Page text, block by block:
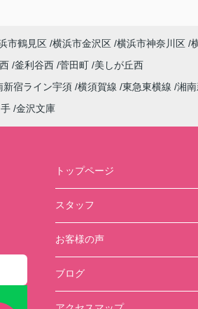
市鶴見区 横浜市金沢区 横浜市神奈川区
釜利谷西 菅田町 美しが丘西
新宿ライン宇須 横須賀線 東急東横線 湘
金沢文庫
トップページ
スタッフ
お客様の声
ブログ